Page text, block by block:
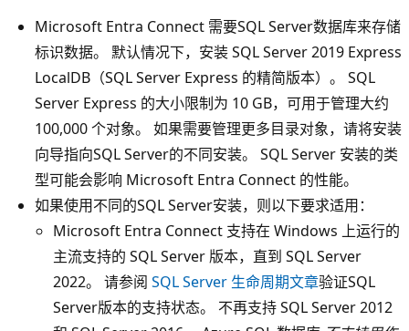
Microsoft Entra Connect 需要SQL Server数据库来存储
标识数据。 默认情况下，安装 SQL Server 2019 Express
LocalDB（SQL Server Express 的精简版本）。 SQL
Server Express 的大小限制为 10 GB，可用于管理大约
100,000 个对象。 如果需要管理更多目录对象，请将安装
向导指向SQL Server的不同安装。 SQL Server 安装的类
型可能会影响 Microsoft Entra Connect 的性能。
如果使用不同的SQL Server安装，则以下要求适用：
Microsoft Entra Connect 支持在 Windows 上运行的
主流支持的 SQL Server 版本，直到 SQL Server
2022。 请参阅 SQL Server 生命周期文章验证SQL
Server版本的支持状态。 不再支持 SQL Server 2012